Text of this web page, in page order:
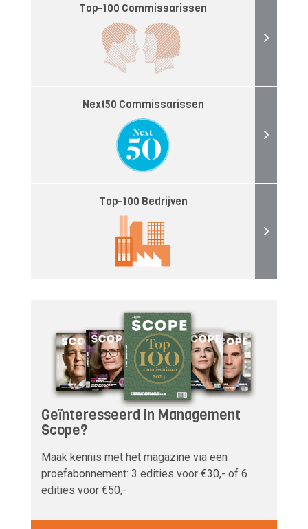
Top-100 Commissarissen
Next50 Commissarissen
Top-100 Bedrijven
Geïnteresseerd in Management
Scope?
Maak kennis met het magazine via een
proefabonnement: 3 edities voor €30,- of 6
edities voor €50,-